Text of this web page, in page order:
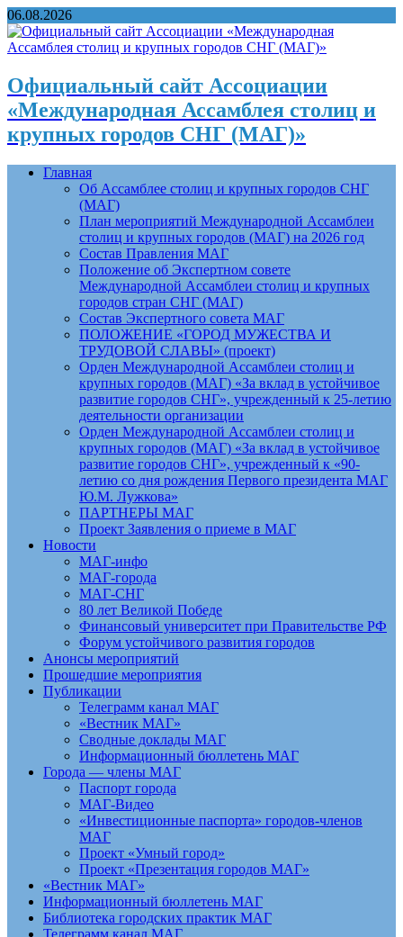
06.08.2026
Официальный сайт Ассоциации
«Международная Ассамблея столиц и
крупных городов СНГ (МАГ)»
Главная
Об Ассамблее столиц и крупных городов СНГ
(МАГ)
План мероприятий Международной Ассамблеи
столиц и крупных городов (МАГ) на 2026 год
Состав Правления МАГ
Положение об Экспертном совете
Международной Ассамблеи столиц и крупных
городов стран СНГ (МАГ)
Состав Экспертного совета МАГ
ПОЛОЖЕНИЕ «ГОРОД МУЖЕСТВА И
ТРУДОВОЙ СЛАВЫ» (проект)
Орден Международной Ассамблеи столиц и
крупных городов (МАГ) «За вклад в устойчивое
развитие городов СНГ», учрежденный к 25-летию
деятельности организации
Орден Международной Ассамблеи столиц и
крупных городов (МАГ) «За вклад в устойчивое
развитие городов СНГ», учрежденный к «90-
летию со дня рождения Первого президента МАГ
Ю.М. Лужкова»
ПАРТНЕРЫ МАГ
Проект Заявления о приеме в МАГ
Новости
МАГ-инфо
МАГ-города
МАГ-СНГ
80 лет Великой Победе
Финансовый университет при Правительстве РФ
Форум устойчивого развития городов
Анонсы мероприятий
Прошедшие мероприятия
Публикации
Телеграмм канал МАГ
«Вестник МАГ»
Сводные доклады МАГ
Информационный бюллетень МАГ
Города — члены МАГ
Паспорт города
МАГ-Видео
«Инвестиционные паспорта» городов-членов
МАГ
Проект «Умный город»
Проект «Презентация городов МАГ»
«Вестник МАГ»
Информационный бюллетень МАГ
Библиотека городских практик МАГ
Телеграмм канал МАГ